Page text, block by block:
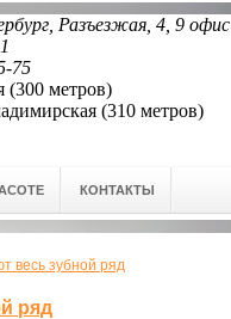
Разъезжая, 4, 9 офис
75
(300 метров)
(310 метров)
КОНТАКТЫ
весь зубной ряд
ряд